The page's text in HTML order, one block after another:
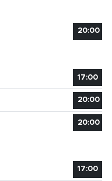
20:00
17:00
20:00
20:00
17:00